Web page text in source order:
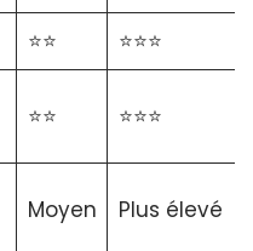
⭐⭐
⭐⭐⭐
⭐⭐ ⭐⭐⭐
Moyen Plus élevé